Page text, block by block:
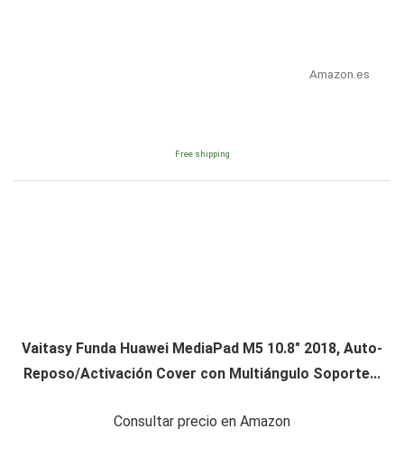
Amazon.es
Free shipping
Vaitasy Funda Huawei MediaPad M5 10.8" 2018, Auto-
Reposo/Activación Cover con Multiángulo Soporte...
Consultar precio en Amazon